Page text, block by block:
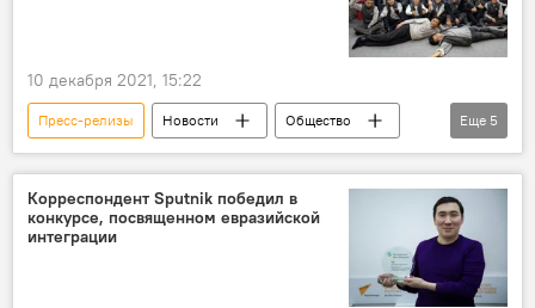
10 декабря 2021, 15:22
Пресс-релизы Новости
Общество
Кыргызстан
Sputnik Кыргызстан
Елена Череменина
Андрей Благодыренко
Еще 5
Корреспондент Sputnik победил в
конкурсе, посвященном евразийской
интеграции